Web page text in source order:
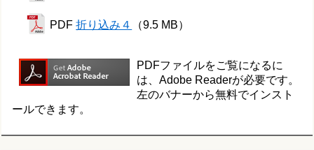
PDF折り込み４ （9.5 MB）
PDFファイルをご覧になるに
は、Adobe Readerが必要です。
左のバナーから無料でインスト
ールできます。